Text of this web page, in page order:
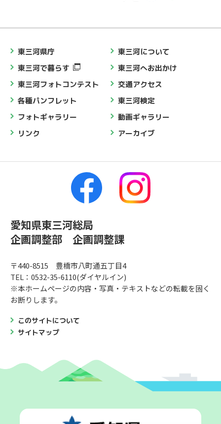
東三河県庁
東三河について
東三河で暮らす
東三河へお出かけ
東三河フォトコンテスト
交通アクセス
各種パンフレット
東三河検定
フォトギャラリー
動画ギャラリー
リンク
アーカイブ
愛知県東三河総局
企画調整部 企画調整課
〒440-8515 豊橋市八町通五丁目4
TEL：0532-35-6110(ダイヤルイン)
※本ホームページの内容・写真・テキストなどの転載を固く
お断りします。
このサイトについて
サイトマップ